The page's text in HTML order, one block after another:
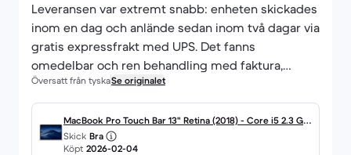
Leveransen var extremt snabb: enheten skickades
inom en dag och anlände sedan inom två dagar via
gratis expressfrakt med UPS. Det fanns
omedelbar och ren behandling med faktura,
leveransbekräftelse och spårning. Allt var
transparent och spårbart utan behov av någon
kontakt med säljaren.
Översatt från tyskaSe originalet
MacBook Pro Touch Bar 13" Retina (2018) - Core i5 2.3 GH
z SSD 512 - 16GB - QWERTY - Englisch
Skick Bra
Köpt 2026-02-04